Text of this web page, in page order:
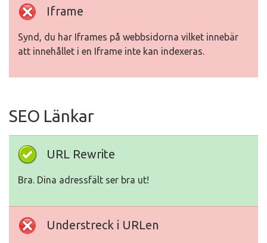
Iframe
Synd, du har Iframes på webbsidorna vilket innebär
att innehållet i en Iframe inte kan indexeras.
SEO Länkar
URL Rewrite
Bra. Dina adressfält ser bra ut!
Understreck i URLen